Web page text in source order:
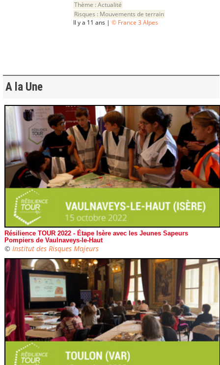
Thème : Actualité
Risques : Mouvements de terrain
Il y a 11 ans | © France 3 Alpes
A la Une
Résilience TOUR 2022 - Étape Isère avec les Jeunes Sapeurs
Pompiers de Vaulnaveys-le-Haut
© Institut des Risques Majeurs